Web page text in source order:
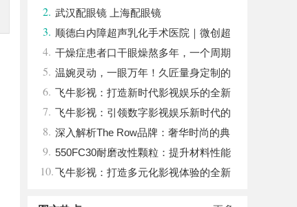
2. 武汉配眼镜 上海配眼镜
3. 顺德白内障超声乳化手术医院｜微创超
声乳化 + 全系列人工晶体中老年眼病诊疗
4. 干燥症患者口干眼燥熬多年，一个周期
缓过来？老中医：一张辨证方对症，身体找
回津液
5. 温婉灵动，一眼万年！久匠量身定制的
眉眼唇，才是你整张脸的点睛之笔！淡颜系
女生的气质加分项
6. 飞牛影视：打造新时代影视娱乐的全新
体验平台
7. 飞牛影视：引领数字影视娱乐新时代的
创新平台
8. 深入解析The Row品牌：奢华时尚的典
范与设计哲学
9. 550FC30耐磨改性颗粒：提升材料性能
的新选择
10.飞牛影视：打造多元化影视体验的全新